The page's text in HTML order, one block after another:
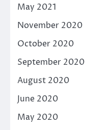
May 2021
November 2020
October 2020
September 2020
August 2020
June 2020
May 2020